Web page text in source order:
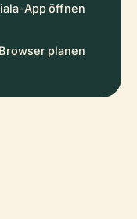
App öffnen
planen